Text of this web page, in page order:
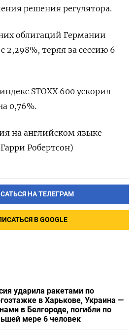
решения регулятора.
облигаций Германии
2,298%, теряя за сессию 6
STOXX 600 ускорил
0,76%.
на английском языке
Робертсон)
НА ТЕЛЕГРАМ
В GOOGLE
ударила ракетами по
в Харькове, Украина —
в Белгороде, погибли по
мере 6 человек